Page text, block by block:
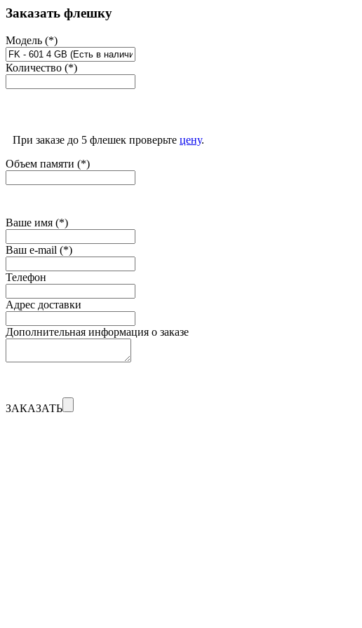
Заказать флешку
Модель (*)
Количество (*)
При заказе до 5 флешек проверьте цену.
Объем памяти (*)
Ваше имя (*)
Ваш e-mail (*)
Телефон
Адрес доставки
Дополнительная информация о заказе
ЗАКАЗАТЬ